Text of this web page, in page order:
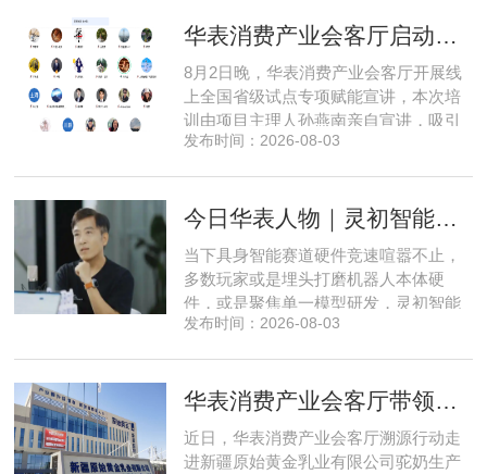
长久，这也是享刻智能自创立之初便坚
创始人、CEO 陈震纵观当前具
8月2日晚，华表消费产业会客厅开展线
上全国省级试点专项赋能宣讲，本次培
训由项目主理人孙燕南亲自宣讲，吸引
了来自贵州、河北、北京、天津、常
间盘活、私域变现、稳现金流搭建、试
现状，深度剖析行业双重发展困境
发布时间：2026-08-03
今日华表人物｜灵初智能CEO王启斌：押注千万级数据解锁具身智能质变
当下具身智能赛道硬件竞速喧嚣不止，
多数玩家或是埋头打磨机器人本体硬
件，或是聚焦单一模型研发，灵初智能
自创立之初便守住初心，以自研操作大
能创始人王启斌，拆解其从创立第一天
数据规模才是决定行业拐点的核心
发布时间：2026-08-03
近日，华表消费产业会客厅溯源行动走
进新疆原始黄金乳业有限公司驼奶生产